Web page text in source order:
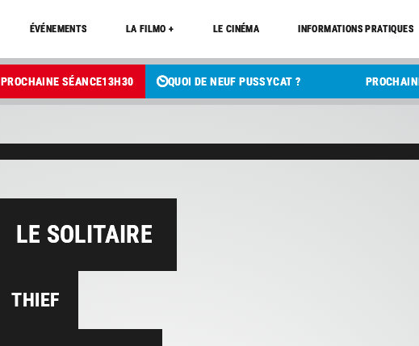
ÉVÉNEMENTS LA FILMO + LE CINÉMA INFORMATIONS PRATIQUES
PROCHAINE SÉANCE13H30 QUOI DE NEUF PUSSYCAT ?
LE SOLITAIRE
THIEF